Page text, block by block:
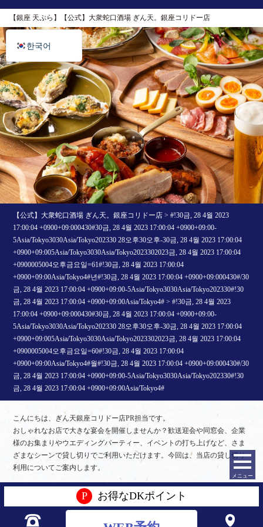
【銀座 天ぷら】【公式】大衆蛇口酒場 ぎん天。銀座コリドー店
メニュー
【公式】大衆蛇口酒場 ぎん天。銀座コリドー店 >#!30금, 28 4월 2023
17:00:04 +0900+09:000430#30금, 28 4월 2023 17:00:04 +0900+09:00-
5Asia/Tokyo3030Asia/Tokyo202330 28오후30오후-30금, 28 4월 2023 17:00:04
+0900+09:005Asia/Tokyo3030Asia/Tokyo2023302023금, 28 4월 2023 17:00:04
+0900005004오후금요일=61#!30금, 28 4월 2023 17:00:04
+0900+09:00Asia/Tokyo4#년#!30금, 28 4월 2023 17:00:04 +0900+09:000430#/30
금, 28 4월 2023 17:00:04 +0900+09:00-5Asia/Tokyo3030Asia/Tokyo202330#!30
금, 28 4월 2023 17:00:04 +0900+09:00Asia/Tokyo4# >#!30금, 28 4월 2023
17:00:04 +0900+09:000430#30금, 28 4월 2023 17:00:04 +0900+09:00-
5Asia/Tokyo3030Asia/Tokyo202330 28오후30오후-30금, 28 4월 2023 17:00:04
+0900+09:005Asia/Tokyo3030Asia/Tokyo2023302023금, 28 4월 2023 17:00:04
+0900005004오후금요일=60#!30금, 28 4월 2023 17:00:04
+0900+09:00Asia/Tokyo4#월#!30금, 28 4월 2023 17:00:04 +0900+09:000430#/30
금, 28 4월 2023 17:00:04 +0900+09:00-5Asia/Tokyo3030Asia/Tokyo202330#!30
금, 28 4월 2023 17:00:04 +0900+09:00Asia/Tokyo4#
こんにちは、ぎん天銀座コリドー店PR担当です。
おしゃれなお店で大きな宴会を開催しませんか？歓送迎会や同窓会、企業
様のお集まりやウエディングパーティー、イベントの打ち上げなど、さま
ざまなシーンで貸し切りでご利用いただけます。今回は、当店の貸し切り
利用についてご案内します。
銀座駅からすぐの好立地
P お得なDKポイント
한국어
日本語
English